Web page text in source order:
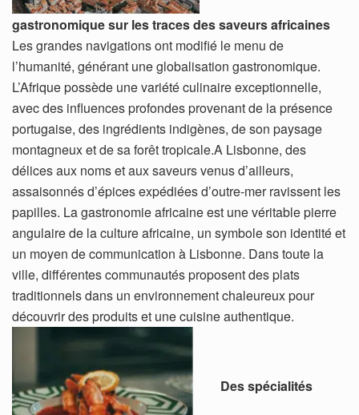
gastronomique sur les traces des saveurs africaines
Les grandes navigations ont modifié le menu de
l’humanité, générant une globalisation gastronomique.
L’Afrique possède une variété culinaire exceptionnelle,
avec des influences profondes provenant de la présence
portugaise, des ingrédients indigènes, de son paysage
montagneux et de sa forêt tropicale.A Lisbonne, des
délices aux noms et aux saveurs venus d’ailleurs,
assaisonnés d’épices expédiées d’outre-mer ravissent les
papilles. La gastronomie africaine est une véritable pierre
angulaire de la culture africaine, un symbole son identité et
un moyen de communication à Lisbonne. Dans toute la
ville, différentes communautés proposent des plats
traditionnels dans un environnement chaleureux pour
découvrir des produits et une cuisine authentique.
Des spécialités